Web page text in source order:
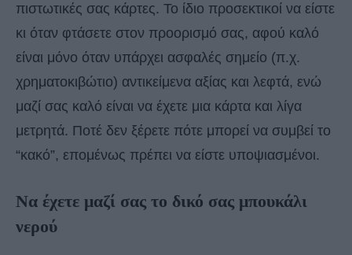
πιστωτικές σας κάρτες. Το ίδιο προσεκτικοί να είστε
κι όταν φτάσετε στον προορισμό σας, αφού καλό
είναι μόνο όταν υπάρχει ασφαλές σημείο (π.χ.
χρηματοκιβώτιο) αντικείμενα αξίας και λεφτά, ενώ
μαζί σας καλό είναι να έχετε μια κάρτα και λίγα
μετρητά. Ποτέ δεν ξέρετε πότε μπορεί να συμβεί το
“κακό”, επομένως πρέπει να είστε υποψιασμένοι.
Να έχετε μαζί σας το δικό σας μπουκάλι
νερού